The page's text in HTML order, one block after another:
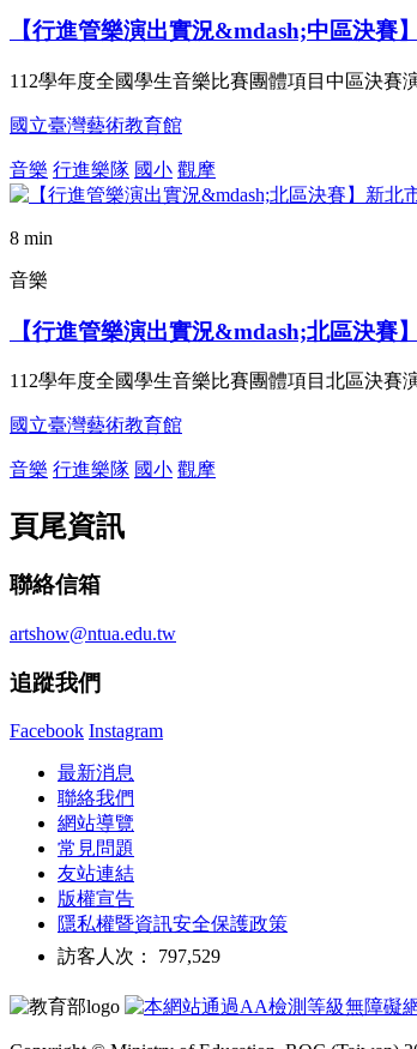
【行進管樂演出實況&mdash;中區決賽
112學年度全國學生音樂比賽團體項目中區決
國立臺灣藝術教育館
音樂 行進樂隊 國小 觀摩
8 min
音樂
【行進管樂演出實況&mdash;北區決賽
112學年度全國學生音樂比賽團體項目北區決
國立臺灣藝術教育館
音樂 行進樂隊 國小 觀摩
頁尾資訊
聯絡信箱
artshow@ntua.edu.tw
追蹤我們
Facebook Instagram
最新消息
聯絡我們
網站導覽
常見問題
友站連結
版權宣告
隱私權暨資訊安全保護政策
訪客人次： 797,529